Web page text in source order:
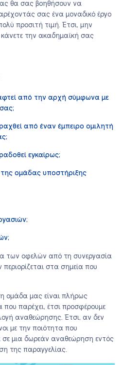
θα σας βοηθήσουν να
σας ένα μοναδικό έργο
προσιτή τιμή. Έτσι, μην
την ακαδημαϊκή σας
από την αρχή σύμφωνα με
από έναν έμπειρο ομιλητή
εγκαίρως;
ομάδας υποστήριξης
των οφελών από τη συνεργασία
στα σημεία που
η ομάδα μας είναι πλήρως
που παρέχει, έτσι προσφέρουμε
αναθεώρησης. Έτσι, αν δεν
με την ποιότητα που
σε μια δωρεάν αναθεώρηση εντός
της παραγγελίας.